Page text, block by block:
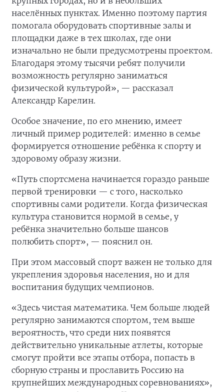
населённых пунктах. Именно поэтому партия
помогала оборудовать спортивные залы и
площадки даже в тех школах, где они
изначально не были предусмотрены проектом.
Благодаря этому тысячи ребят получили
возможность регулярно заниматься
физической культурой», — рассказал
Александр Карелин.
Особое значение, по его мнению, имеет
личный пример родителей: именно в семье
формируется отношение ребёнка к спорту и
здоровому образу жизни.
«Путь спортсмена начинается гораздо раньше
первой тренировки — с того, насколько
спортивны сами родители. Когда физическая
культура становится нормой в семье, у
ребёнка значительно больше шансов
полюбить спорт», — пояснил он.
При этом массовый спорт важен не только для
укрепления здоровья населения, но и для
воспитания будущих чемпионов.
«Здесь чистая математика. Чем больше людей
регулярно занимаются спортом, тем выше
вероятность, что среди них появятся
действительно уникальные атлеты, которые
смогут пройти все этапы отбора, попасть в
сборную страны и прославить Россию на
крупнейших международных соревнованиях»,